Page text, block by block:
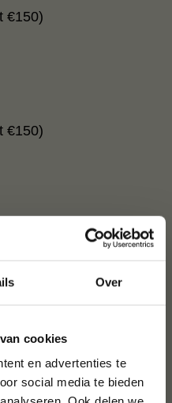
Over
cookies
en advertenties te
social media te bieden
€150)
€150)
aankomt
kwaliteit